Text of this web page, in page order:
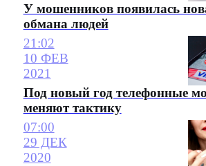
У мошенников появилась
обмана людей
21:02
10 ФЕВ
2021
Под новый год телефонные
меняют тактику
07:00
29 ДЕК
2020